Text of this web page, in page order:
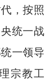
，按照
统一战
一领导
宗教工